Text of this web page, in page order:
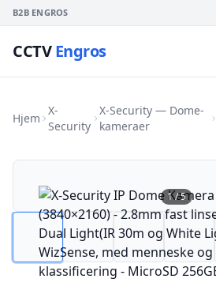
B2B ENGROS
CCTVEngros
Hjem
X-
Security
X-Security — Dome-
kameraer
1/5